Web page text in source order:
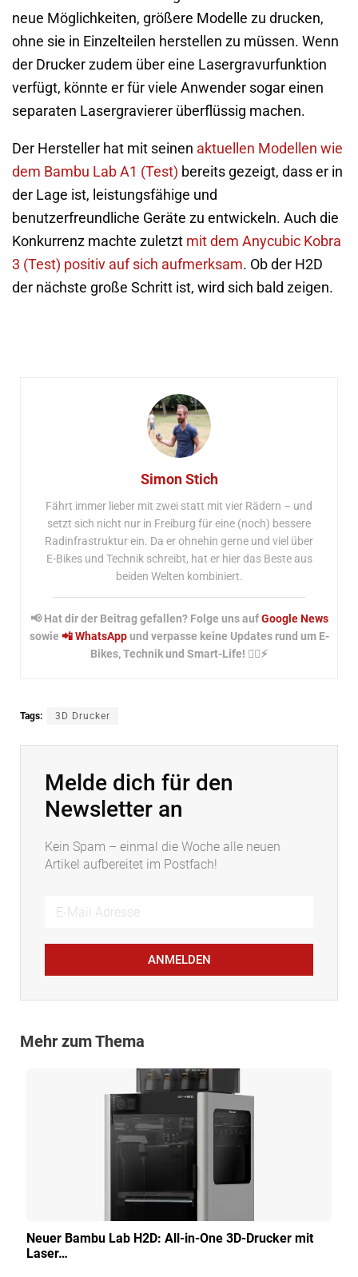
neue Möglichkeiten, größere Modelle zu drucken,
ohne sie in Einzelteilen herstellen zu müssen. Wenn
der Drucker zudem über eine Lasergravurfunktion
verfügt, könnte er für viele Anwender sogar einen
separaten Lasergravierer überflüssig machen.
Der Hersteller hat mit seinen aktuellen Modellen wie
dem Bambu Lab A1 (Test) bereits gezeigt, dass er in
der Lage ist, leistungsfähige und
benutzerfreundliche Geräte zu entwickeln. Auch die
Konkurrenz machte zuletzt mit dem Anycubic Kobra
3 (Test) positiv auf sich aufmerksam. Ob der H2D
der nächste große Schritt ist, wird sich bald zeigen.
Simon Stich
Fährt immer lieber mit zwei statt mit vier Rädern – und
setzt sich nicht nur in Freiburg für eine (noch) bessere
Radinfrastruktur ein. Da er ohnehin gerne und viel über
E-Bikes und Technik schreibt, hat er hier das Beste aus
beiden Welten kombiniert.
📢 Hat dir der Beitrag gefallen? Folge uns aufGoogle News
sowie 📲 WhatsAppund verpasse keine Updates rund um E-
Bikes, Technik und Smart-Life! 🚴‍♂️⚡
Tags: 3D Drucker
Melde dich für den
Newsletter an
Kein Spam – einmal die Woche alle neuen
Artikel aufbereitet im Postfach!
ANMELDEN
Mehr zum Thema
Neuer Bambu Lab H2D: All-in-One 3D-Drucker mit
Laser…